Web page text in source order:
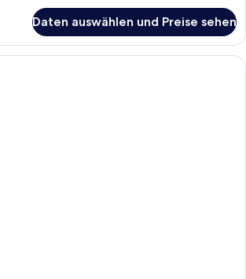
Daten auswählen und Preise sehen